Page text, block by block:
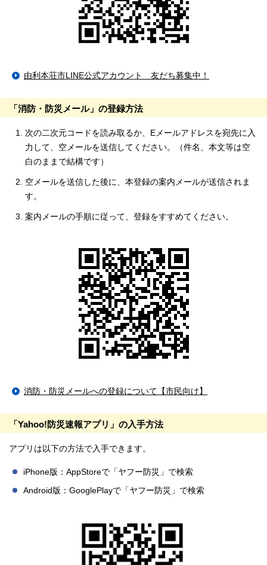
由利本荘市LINE公式アカウント 友だち募集中！
「消防・防災メール」の登録方法
次の二次元コードを読み取るか、Eメールアドレスを宛先に入
力して、空メールを送信してください。（件名、本文等は空
白のままで結構です）
空メールを送信した後に、本登録の案内メールが送信されま
す。
案内メールの手順に従って、登録をすすめてください。
消防・防災メールへの登録について【市民向け】
「Yahoo!防災速報アプリ」の入手方法
アプリは以下の方法で入手できます。
iPhone版：AppStoreで「ヤフー防災」で検索
Android版：GooglePlayで「ヤフー防災」で検索